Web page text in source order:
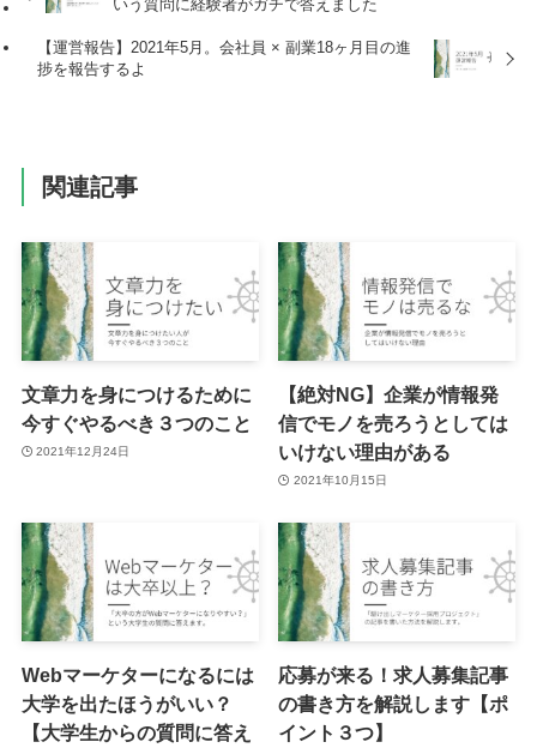
いう質問に経験者がガチで答えました
【運営報告】2021年5月。会社員 × 副業18ヶ月目の進
捗を報告するよ
関連記事
文章力を身につけるために
今すぐやるべき３つのこと
2021年12月24日
【絶対NG】企業が情報発
信でモノを売ろうとしては
いけない理由がある
2021年10月15日
Webマーケターになるには
大学を出たほうがいい？
【大学生からの質問に答え
応募が来る！求人募集記事
の書き方を解説します【ポ
イント３つ】